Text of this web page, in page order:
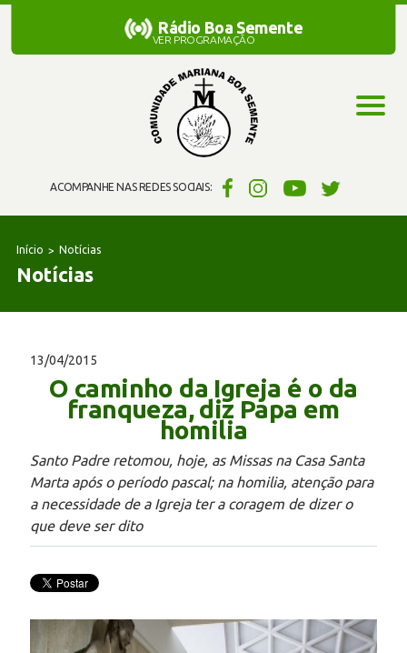
ACOMPANHE NAS REDES SOCIAIS:
Rádio Boa Semente
Rádio Boa Semente
VER PROGRAMAÇÃO
Início Notícias
Notícias
13/04/2015
O caminho da Igreja é o da
franqueza, diz Papa em
homilia
Santo Padre retomou, hoje, as Missas na Casa Santa
Marta após o período pascal; na homilia, atenção para
a necessidade de a Igreja ter a coragem de dizer o
que deve ser dito